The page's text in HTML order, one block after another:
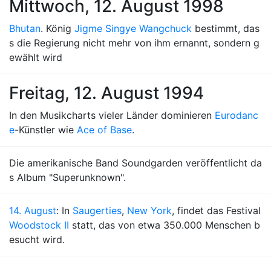
Mittwoch, 12. August 1998
Bhutan. König Jigme Singye Wangchuck bestimmt, das
s die Regierung nicht mehr von ihm ernannt, sondern g
ewählt wird
Freitag, 12. August 1994
In den Musikcharts vieler Länder dominieren Eurodanc
e-Künstler wie Ace of Base.
Die amerikanische Band Soundgarden veröffentlicht da
s Album "Superunknown".
14. August: In Saugerties, New York, findet das Festival
Woodstock II statt, das von etwa 350.000 Menschen b
esucht wird.